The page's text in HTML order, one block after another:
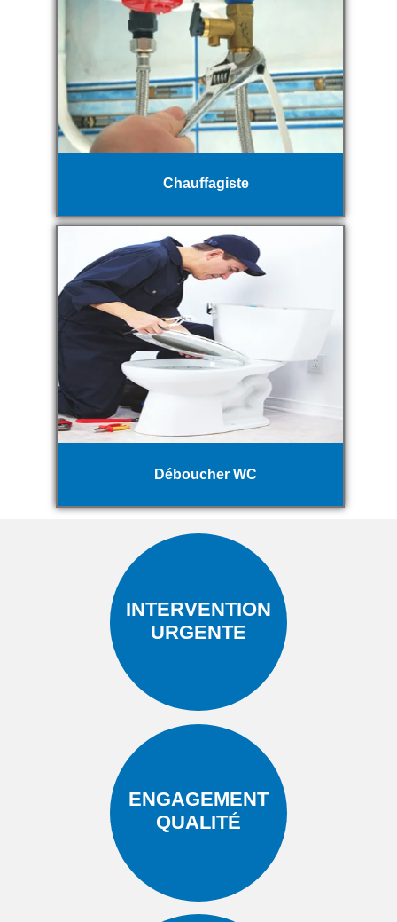
Chauffagiste
Déboucher WC
INTERVENTION
URGENTE
ENGAGEMENT
QUALITÉ